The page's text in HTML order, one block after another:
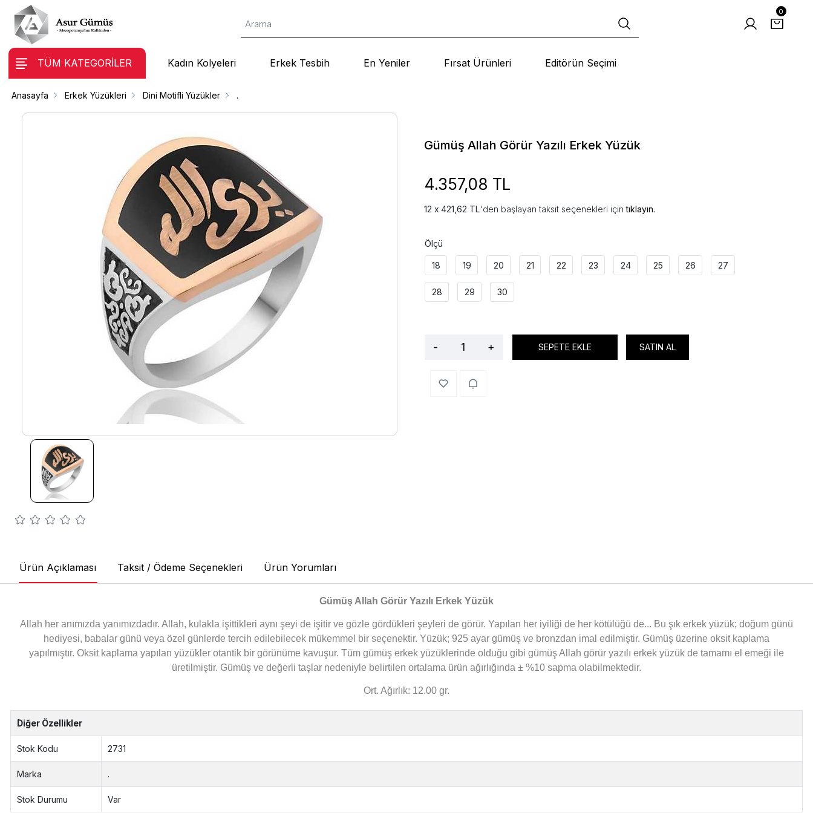
0
TÜM KATEGORİLER Kadın Kolyeleri Erkek Tesbih En Yeniler Fırsat Ürünleri Editörün Seçimi
Anasayfa Erkek Yüzükleri Dini Motifli Yüzükler .
Gümüş Allah Görür Yazılı Erkek Yüzük
4.357,08 TL
421,62 TL'den başlayan taksit seçenekleri içintıklayın.
Ölçü
18 19 20 21 22 23 24 25 26 27
28 29 30
- + SEPETE EKLE SATIN AL
Ürün Açıklaması Taksit / Ödeme Seçenekleri Ürün Yorumları
Gümüş Allah Görür Yazılı Erkek Yüzük
Allah her anımızda yanımızdadır. Allah, kulakla işittikleri aynı şeyi de işitir ve gözle gördükleri şeyleri de görür. Yapılan her iyiliği de her kötülüğü de... Bu şık erkek yüzük; doğum günü
hediyesi, babalar günü veya özel günlerde tercih edilebilecek mükemmel bir seçenektir. Yüzük; 925 ayar gümüş ve bronzdan imal edilmiştir. Gümüş üzerine oksit kaplama
yapılmıştır. Oksit kaplama yapılan yüzükler otantik bir görünüme kavuşur. Tüm gümüş erkek yüzüklerinde olduğu gibi gümüş Allah görür yazılı erkek yüzük de tamamı el emeği ile
üretilmiştir. Gümüş ve değerli taşlar nedeniyle belirtilen ortalama ürün ağırlığında ± %10 sapma olabilmektedir.
Ort. Ağırlık: 12.00 gr.
Diğer Özellikler
Stok Kodu 2731
Marka .
Stok Durumu Var